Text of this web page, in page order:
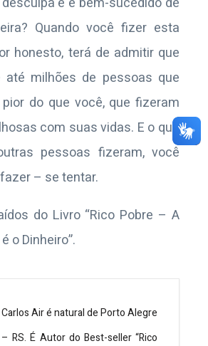
Quando você fizer esta
honesto, terá de admitir que
até milhões de pessoas que
do que você, que fizeram
com suas vidas. E o que
pessoas fizeram, você
– se tentar.
do Livro “Rico Pobre – A
o Dinheiro”.
Carlos Air é natural de Porto Alegre
– RS. É Autor do Best-seller “Rico